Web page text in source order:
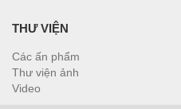
THƯ VIỆN
Các ấn phẩm
Thư viện ảnh
Video